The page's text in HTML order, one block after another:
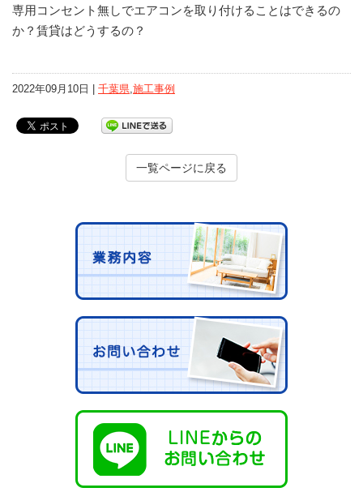
専用コンセント無しでエアコンを取り付けることはできるの
か？賃貸はどうするの？
2022年09月10日 | 千葉県 施工事例
一覧ページに戻る